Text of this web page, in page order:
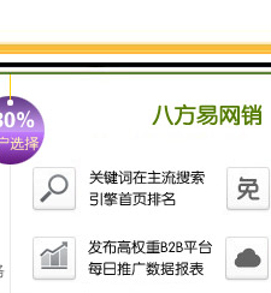
、巡检次数等信息都录入到数据
防设备台账。